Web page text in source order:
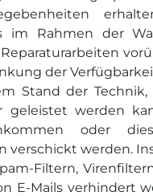
im Rahmen der
der
Stand der Technik,
geleistet werden
oder
verschickt werden.
Filtern,
E-Mails verhindert